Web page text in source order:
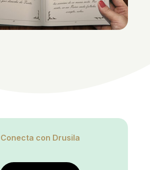
Conecta con Drusila